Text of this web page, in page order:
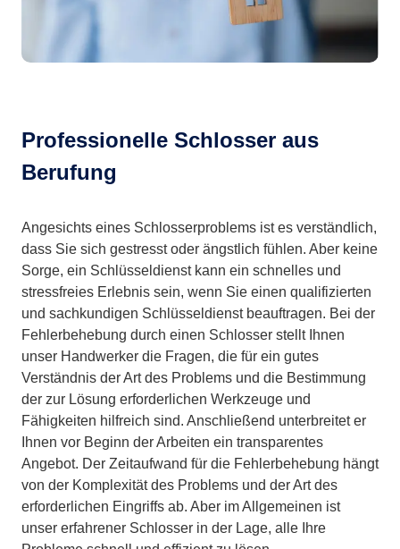
Professionelle Schlosser aus
Berufung
Angesichts eines Schlosserproblems ist es verständlich,
dass Sie sich gestresst oder ängstlich fühlen. Aber keine
Sorge, ein Schlüsseldienst kann ein schnelles und
stressfreies Erlebnis sein, wenn Sie einen qualifizierten
und sachkundigen Schlüsseldienst beauftragen. Bei der
Fehlerbehebung durch einen Schlosser stellt Ihnen
unser Handwerker die Fragen, die für ein gutes
Verständnis der Art des Problems und die Bestimmung
der zur Lösung erforderlichen Werkzeuge und
Fähigkeiten hilfreich sind. Anschließend unterbreitet er
Ihnen vor Beginn der Arbeiten ein transparentes
Angebot. Der Zeitaufwand für die Fehlerbehebung hängt
von der Komplexität des Problems und der Art des
erforderlichen Eingriffs ab. Aber im Allgemeinen ist
unser erfahrener Schlosser in der Lage, alle Ihre